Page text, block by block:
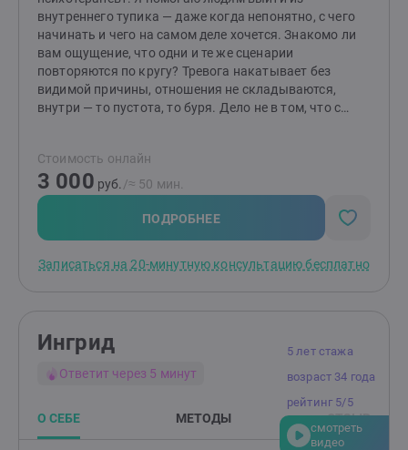
внутреннего тупика — даже когда непонятно, с чего
начинать и чего на самом деле хочется. Знакомо ли
вам ощущение, что одни и те же сценарии
повторяются по кругу? Тревога накатывает без
видимой причины, отношения не складываются,
внутри — то пустота, то буря. Дело не в том, что с
добраться — бережно и без насилия. Мой метод —
сочетание символдрамы и КПТ. Через образы мы
обходим внутреннего критика и слышим то, о чём
молчат слова. А с помощью КПТ выстраиваем
конкретные шаги к изменениям. Глубина плюс опора.
«просто поговорить». Это про реальные сдвиги — в
вместе.
Стоимость онлайн
3 000 руб. /≈ 50 мин.
ПОДРОБНЕЕ
Записаться на 20-минутную консультацию бесплатно
5 лет стажа
возраст 34 года
рейтинг 5/5
смотреть
видео
Ингрид
Ответит через 5 минут
О СЕБЕ МЕТОДЫ ОТЗЫВ